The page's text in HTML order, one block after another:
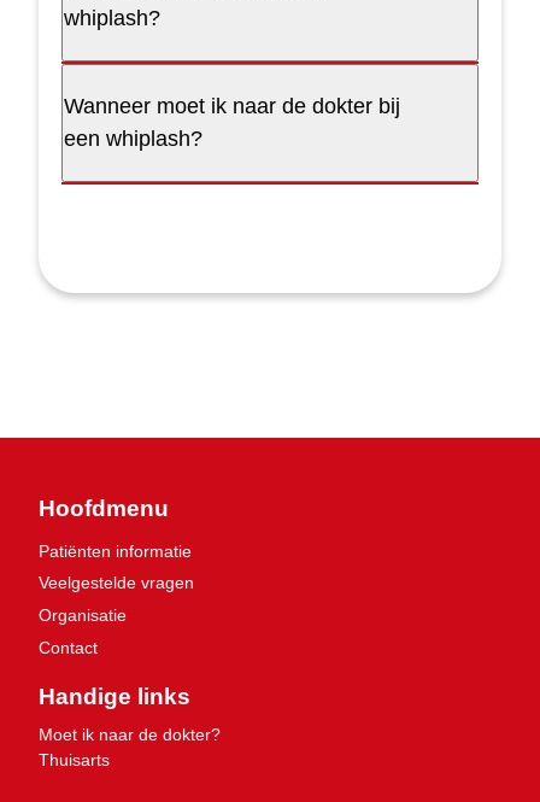
whiplash?
Wanneer moet ik naar de dokter bij
een whiplash?
Hoofdmenu
Patiënten informatie
Veelgestelde vragen
Organisatie
Contact
Handige links
Moet ik naar de dokter?
Thuisarts